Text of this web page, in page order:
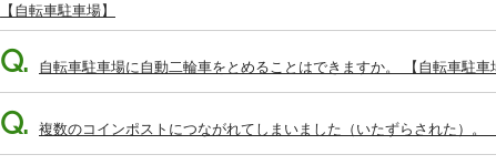
【自転車駐車場】
Q. 自転車駐車場に自動二輪車をとめることはできますか。 【自転車駐車
Q. 複数のコインポストにつながれてしまいました（いたずらされた）。